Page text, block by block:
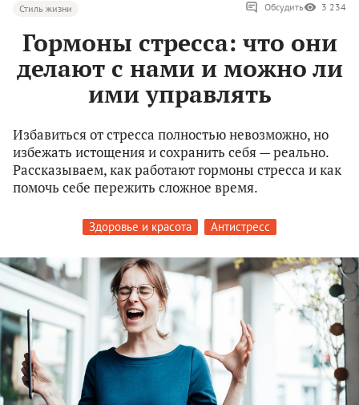
Стиль жизни Обсудить 3 234
Гормоны стресса: что они
делают с нами и можно ли
ими управлять
Избавиться от стресса полностью невозможно, но
избежать истощения и сохранить себя — реально.
Рассказываем, как работают гормоны стресса и как
помочь себе пережить сложное время.
Здоровье и красота Антистресс